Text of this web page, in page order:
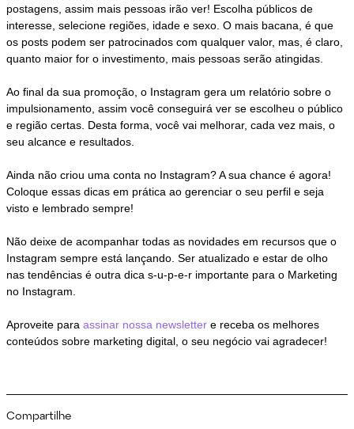
postagens, assim mais pessoas irão ver! Escolha públicos de
interesse, selecione regiões, idade e sexo. O mais bacana, é que
os posts podem ser patrocinados com qualquer valor, mas, é claro,
quanto maior for o investimento, mais pessoas serão atingidas.
Ao final da sua promoção, o Instagram gera um relatório sobre o
impulsionamento, assim você conseguirá ver se escolheu o público
e região certas. Desta forma, você vai melhorar, cada vez mais, o
seu alcance e resultados.
Ainda não criou uma conta no Instagram? A sua chance é agora!
Coloque essas dicas em prática ao gerenciar o seu perfil e seja
visto e lembrado sempre!
Não deixe de acompanhar todas as novidades em recursos que o
Instagram sempre está lançando. Ser atualizado e estar de olho
nas tendências é outra dica s-u-p-e-r importante para o Marketing
no Instagram.
Aproveite paraassinar nossa newsletter e receba os melhores
conteúdos sobre marketing digital, o seu negócio vai agradecer!
Compartilhe